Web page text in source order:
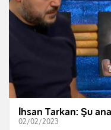
İhsan Tarkan: Şu
02/02/2023